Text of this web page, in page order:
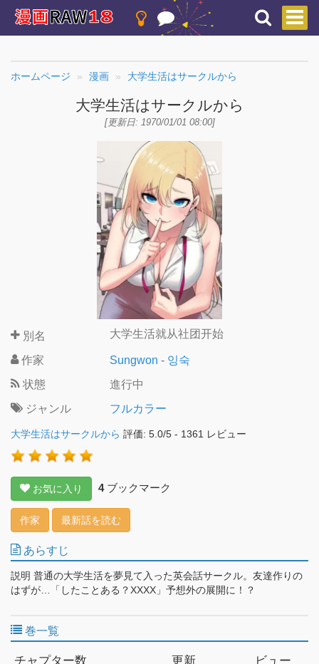
ホームページ 漫画 大学生活はサークルから
大学生活はサークルから
[更新日: 1970/01/01 08:00]
別名 大学生活就从社团开始
作家 Sungwon - 잉숙
状態
進行中
ジャンル
フルカラー
大学生活はサークルから 評価: 5.0/5 - 1361 レビュー
お気に入り 4ブックマーク
作家 最新話を読む
あらすじ
説明 普通の大学生活を夢見て入った英会話サークル。友達作りの
はずが…「したことある？XXXX」予想外の展開に！？
巻一覧
チャプター数 更新 ビュー